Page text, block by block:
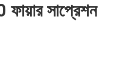
সাপ্রেশন